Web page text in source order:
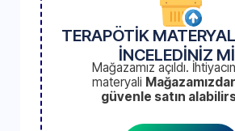
TERAPÖTİK
İNCELEDİNİZ
Mağazamız açıldı.
materyali
güvenle satın